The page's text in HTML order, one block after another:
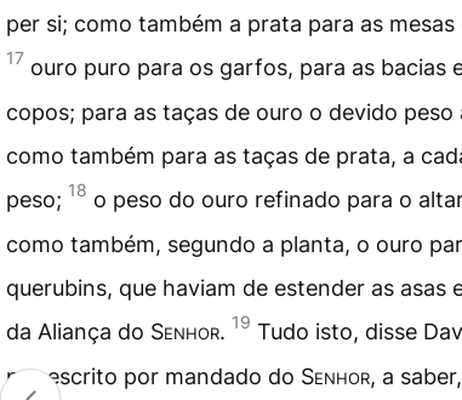
per si; como também a prata para as mesas
17 ouro puro para os garfos, para as bacias
copos; para as taças de ouro o devido peso
como também para as taças de prata, a
peso; 18 o peso do ouro refinado para o
como também, segundo a planta, o ouro
querubins, que haviam de estender as asas
da Aliança do Senhor. 19 Tudo isto, disse
por escrito por mandado do Senhor, a